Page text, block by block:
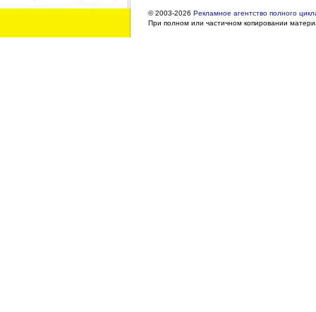
© 2003-2026 Рекламное агентство полного
При полном или частичном копировании